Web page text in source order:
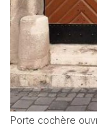
Porte cochère